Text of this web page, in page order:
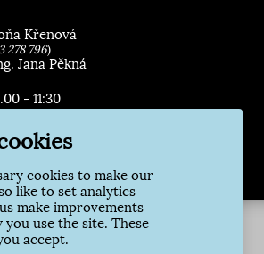
Křenová
278 796)
Jana Pěkná
- 11:30
cookies to make our
like to set analytics
make improvements
use the site. These
accept.